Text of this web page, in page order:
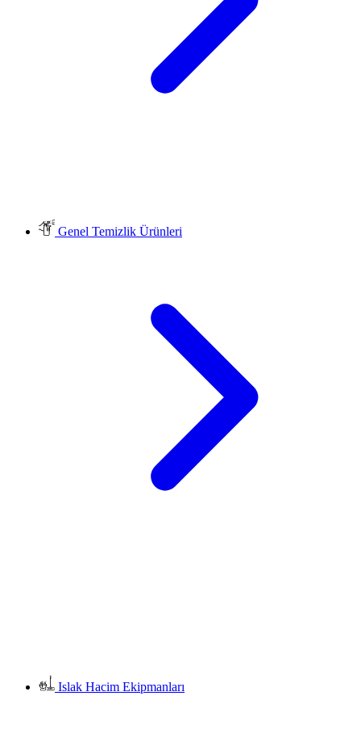
Genel Temizlik Ürünleri
Islak Hacim Ekipmanları